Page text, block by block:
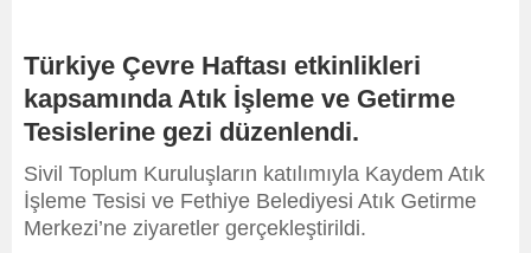
Türkiye Çevre Haftası etkinlikleri
kapsamında Atık İşleme ve Getirme
Tesislerine gezi düzenlendi.
Sivil Toplum Kuruluşların katılımıyla Kaydem Atık
İşleme Tesisi ve Fethiye Belediyesi Atık Getirme
Merkezi’ne ziyaretler gerçekleştirildi.